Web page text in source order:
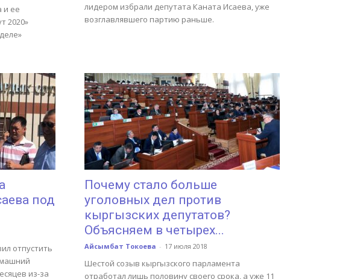
и ее
2020»
лидером избрали депутата Каната Исаева, уже
возглавлявшего партию раньше.
под
отпустить
из-за
Почему стало больше
уголовных дел против
кыргызских депутатов?
Объясняем в четырех...
Айсымбат Токоева - 17 июля 2018
Шестой созыв кыргызского парламента
отработал лишь половину своего срока, а уже 11